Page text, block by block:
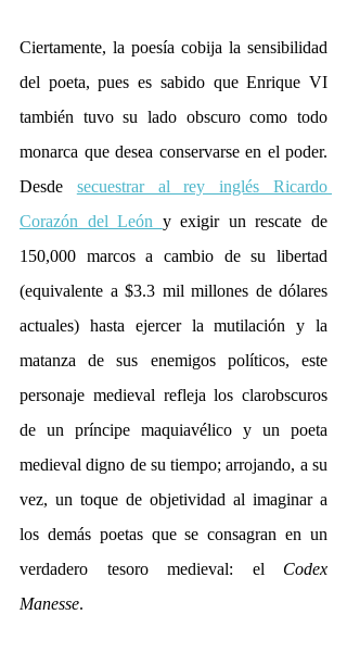
Ciertamente, la poesía cobija la sensibilidad
del poeta, pues es sabido que Enrique VI
también tuvo su lado obscuro como todo
monarca que desea conservarse en el poder.
Desde secuestrar al rey inglés Ricardo
Corazón del León y exigir un rescate de
150,000 marcos a cambio de su libertad
(equivalente a $3.3 mil millones de dólares
actuales) hasta ejercer la mutilación y la
matanza de sus enemigos políticos, este
personaje medieval refleja los clarobscuros
de un príncipe maquiavélico y un poeta
medieval digno de su tiempo; arrojando, a su
vez, un toque de objetividad al imaginar a
los demás poetas que se consagran en un
verdadero tesoro medieval: el Codex
Manesse.